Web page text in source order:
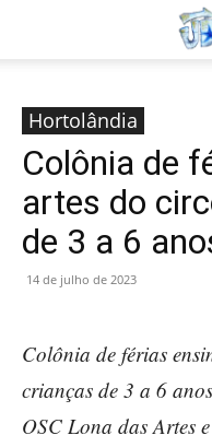
Hortolândia
Colônia de
artes do
de 3 a 6
14 de julho de 2023
Colônia de férias
crianças de 3 a 6
OSC Lona das Artes